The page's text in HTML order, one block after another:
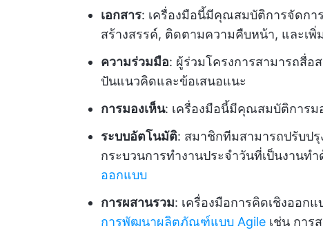
เอกสาร: เครื่องมือนี้มีคุณสมบัติการจัดกา
สร้างสรรค์, ติดตามความคืบหน้า, และเ
ความร่วมมือ: ผู้ร่วมโครงการสามารถสื่อ
ปันแนวคิดและข้อเสนอแนะ
การมองเห็น: เครื่องมือนี้มีคุณสมบัติการม
ระบบอัตโนมัติ: สมาชิกทีมสามารถปรับป
กระบวนการทำงานประจำวันที่เป็นงานท
ออกแบบ
การผสานรวม: เครื่องมือการคิดเชิงออก
การพัฒนาผลิตภัณฑ์แบบ Agile เช่น การ